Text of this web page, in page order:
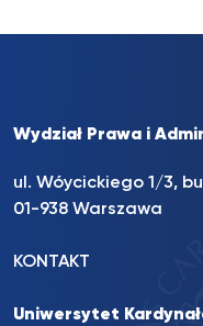
Wydział Prawa i
ul. Wóycickiego 1/3,
01-938 Warszawa
KONTAKT
Uniwersytet